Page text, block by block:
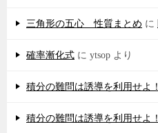
三角形の五心 性質まとめ に
確率漸化式 に ytsop より
積分の難問は誘導を利用せよ！
積分の難問は誘導を利用せよ！